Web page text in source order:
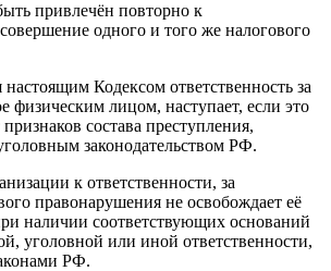
привлечён повторно к
одного и того же налогового
Кодексом ответственность за
физическим лицом, наступает, если это
состава преступления,
законодательством РФ.
к ответственности, за
правонарушения не освобождает её
наличии соответствующих оснований
уголовной или иной ответственности,
РФ.